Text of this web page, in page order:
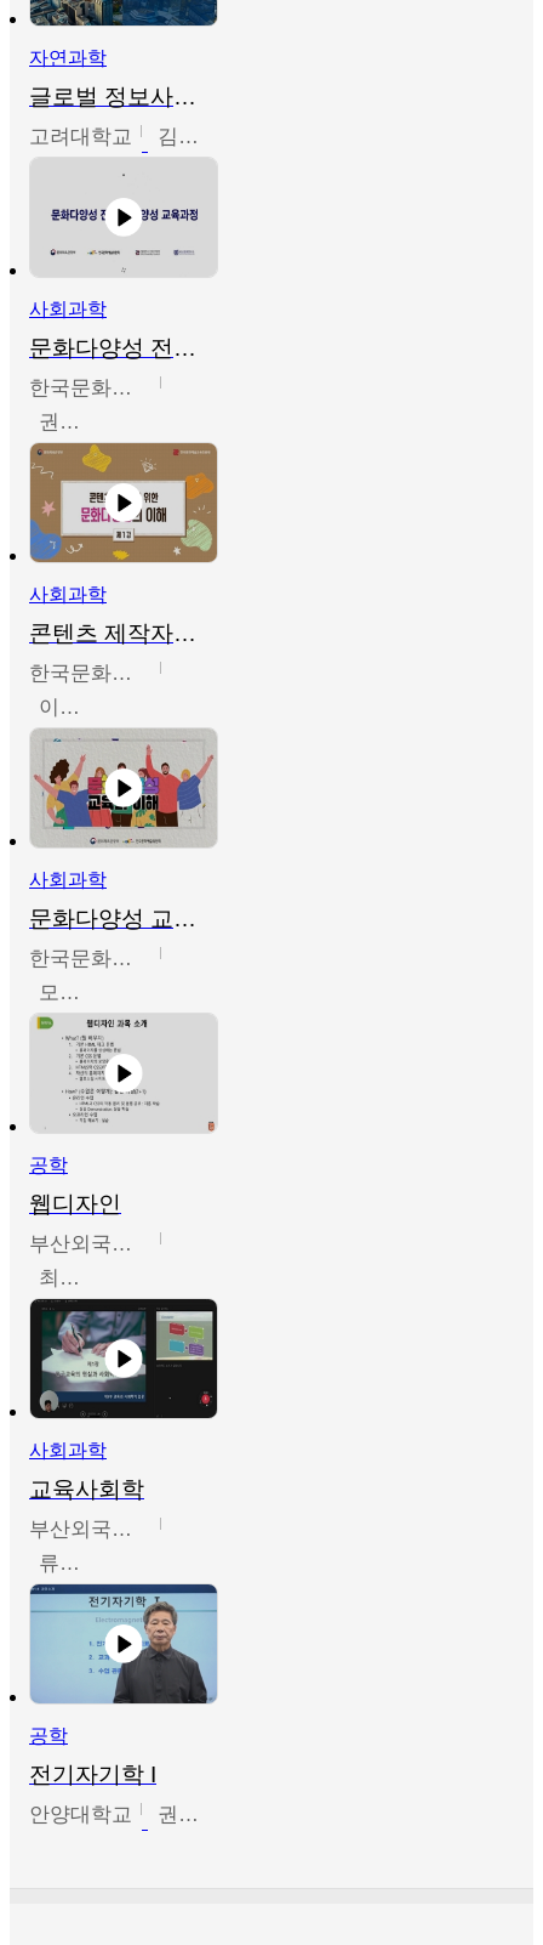
자연과학
글로벌 정보사회와 통계의 창의적 기능
고려대학교 김희영
사회과학
문화다양성 전문인력 양성 기본과정 - 문화다양성의 이해
한국문화예술교육진흥원
권숙인 외 8명
사회과학
콘텐츠 제작자를 위한 문화다양성의 이해
한국문화예술교육진흥원
이성민
사회과학
문화다양성 교육의 이해
한국문화예술교육진흥원
모경환,성상환,정문성
공학
웹디자인
부산외국어대학교
최진오
사회과학
교육사회학
부산외국어대학교
류영철
공학
전기자기학 I
안양대학교 권원현